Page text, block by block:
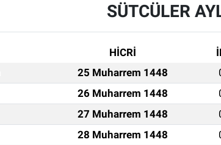
SÜTCÜLER
HİCRİ
25 Muharrem 1448
26 Muharrem 1448
27 Muharrem 1448
28 Muharrem 1448